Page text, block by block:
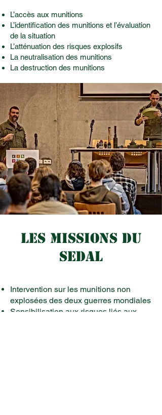
L’accès aux munitions
L’identification des munitions et l’évaluation
de la situation
L’atténuation des risques explosifs
La neutralisation des munitions
La destruction des munitions
LES MISSIONS DU
SEDAL
Intervention sur les munitions non
explosées des deux guerres mondiales
Sensibilisation aux risques liés aux